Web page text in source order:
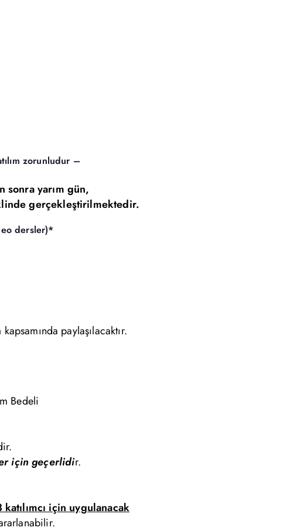
zorunludur –
sonra yarım gün,
gerçekleştirilmektedir.
dersler)*
paylaşılacaktır.
Bedeli
için geçerlidir.
için uygulanacak